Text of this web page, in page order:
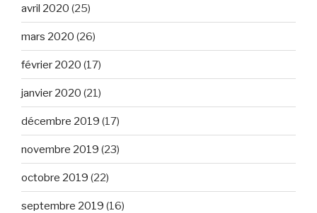
avril 2020 (25)
mars 2020 (26)
février 2020 (17)
janvier 2020 (21)
décembre 2019 (17)
novembre 2019 (23)
octobre 2019 (22)
septembre 2019 (16)